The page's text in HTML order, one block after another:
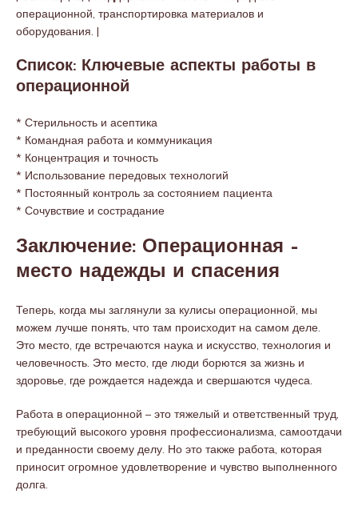
операционной, транспортировка материалов и
оборудования. |
Список: Ключевые аспекты работы в
операционной
* Стерильность и асептика
* Командная работа и коммуникация
* Концентрация и точность
* Использование передовых технологий
* Постоянный контроль за состоянием пациента
* Сочувствие и сострадание
Заключение: Операционная –
место надежды и спасения
Теперь, когда мы заглянули за кулисы операционной, мы
можем лучше понять, что там происходит на самом деле.
Это место, где встречаются наука и искусство, технология и
человечность. Это место, где люди борются за жизнь и
здоровье, где рождается надежда и свершаются чудеса.
Работа в операционной – это тяжелый и ответственный труд,
требующий высокого уровня профессионализма, самоотдачи
и преданности своему делу. Но это также работа, которая
приносит огромное удовлетворение и чувство выполненного
долга.